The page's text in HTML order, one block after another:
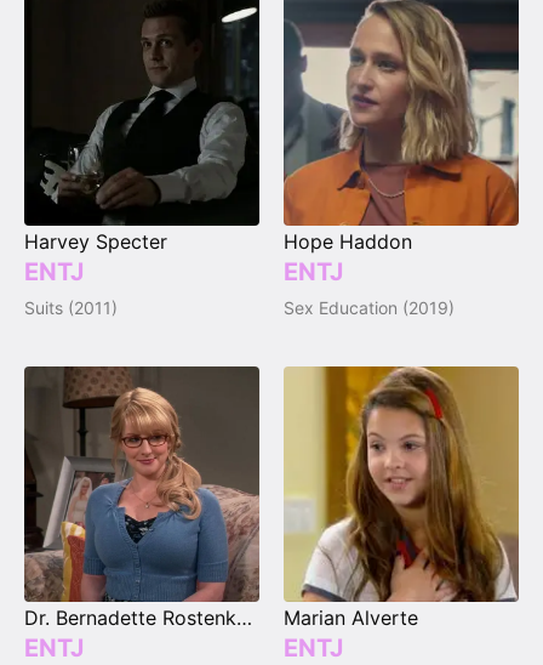
Harvey Specter
ENTJ
Suits (2011)
Hope Haddon
ENTJ
Sex Education (2019)
Dr. Bernadette Rostenkowski
ENTJ
Marian Alverte
ENTJ